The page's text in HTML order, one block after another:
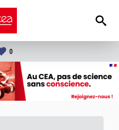
0